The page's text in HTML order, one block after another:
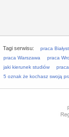
Tagi serwisu: praca
praca Warszawa
praca
jaki kierunek studiów
5 oznak że kochasz swoją